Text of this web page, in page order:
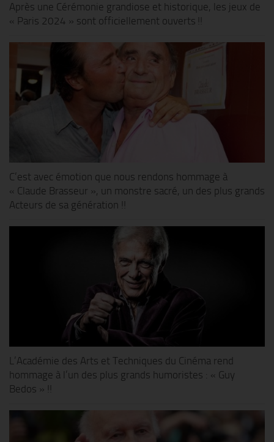
Après une Cérémonie grandiose et historique, les jeux de
« Paris 2024 » sont officiellement ouverts !!
C’est avec émotion que nous rendons hommage à
« Claude Brasseur », un monstre sacré, un des plus grands
Acteurs de sa génération !!
L’Académie des Arts et Techniques du Cinéma rend
hommage à l’un des plus grands humoristes : « Guy
Bedos » !!